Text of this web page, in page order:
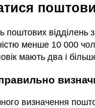
поштових
менше 10 000
мають два і
правильно
визначення